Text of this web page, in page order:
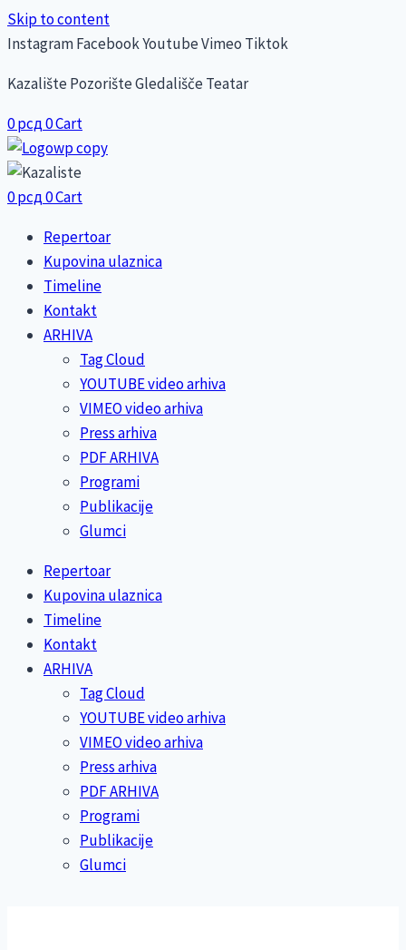
Skip to content
InstagramFacebookYoutubeVimeo Tiktok
Kazalište Pozorište Gledališče Teatar
0рсд0Cart
0рсд0Cart
Repertoar
Kupovina ulaznica
Timeline
Kontakt
ARHIVA
Tag Cloud
YOUTUBE video arhiva
VIMEO video arhiva
Press arhiva
PDF ARHIVA
Programi
Publikacije
Glumci
Repertoar
Kupovina ulaznica
Timeline
Kontakt
ARHIVA
Tag Cloud
YOUTUBE video arhiva
VIMEO video arhiva
Press arhiva
PDF ARHIVA
Programi
Publikacije
Glumci